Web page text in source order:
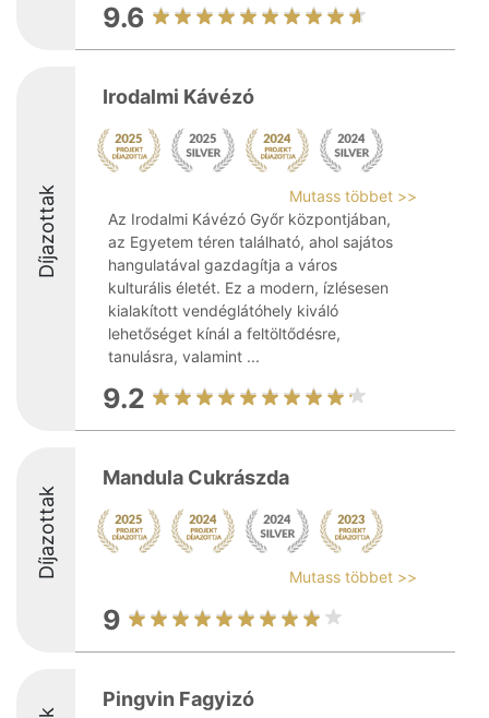
9.6
Díjazottak
Irodalmi Kávézó
Mutass többet >>
Az Irodalmi Kávézó Győr központjában,
az Egyetem téren található, ahol sajátos
hangulatával gazdagítja a város
kulturális életét. Ez a modern, ízlésesen
kialakított vendéglátóhely kiváló
lehetőséget kínál a feltöltődésre,
tanulásra, valamint ...
9.2
Díjazottak
Mandula Cukrászda
Mutass többet >>
9
Pingvin Fagyizó